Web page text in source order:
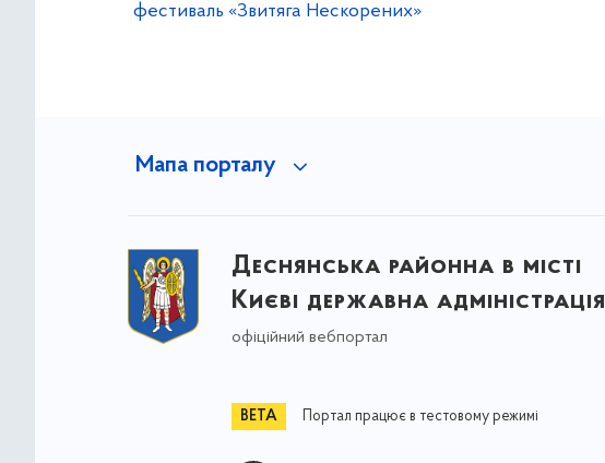
фестиваль «Звитяга Нескорених»
Мапа порталу
Деснянська районна в місті
Києві державна адміністрація
офіційний вебпортал
Портал працює в тестовому режимі